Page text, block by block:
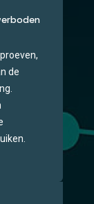
de